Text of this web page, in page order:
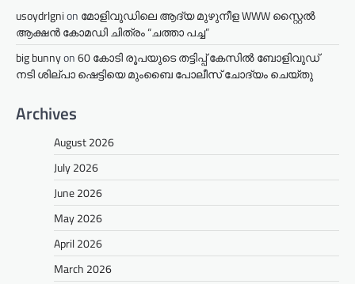
usoydrlgnion മോളിവുഡിലെ ആദ്യ മുഴുനീള WWW സ്റ്റൈൽ
ആക്ഷൻ കോമഡി ചിത്രം “ചത്താ പച്ച”
big bunnyon60 കോടി രൂപയുടെ തട്ടിപ്പ് കേസിൽ ബോളിവുഡ്
നടി ശില്പാ ഷെട്ടിയെ മുംബൈ പോലീസ് ചോദ്യം ചെയ്തു
Archives
August 2026
July 2026
June 2026
May 2026
April 2026
March 2026